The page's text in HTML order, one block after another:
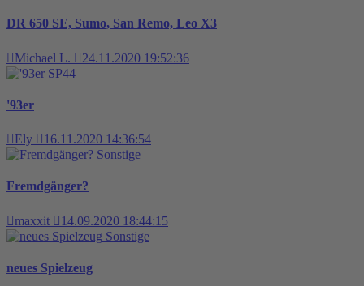
DR 650 SE, Sumo, San Remo, Leo X3
Michael L.
24.11.2020 19:52:36
SP44
'93er
Ely
16.11.2020 14:36:54
Sonstige
Fremdgänger?
maxxit
14.09.2020 18:44:15
Sonstige
neues Spielzeug